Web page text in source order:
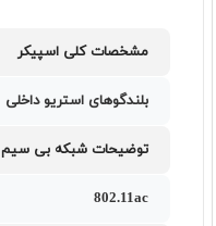
مشخصات کلی اسپیکر
بلندگوهای استریو داخلی
توضیحات شبکه بی سیم
802.11ac